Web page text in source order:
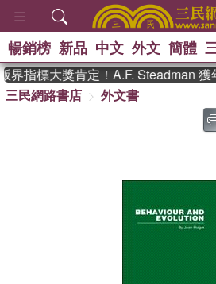
、
暢銷榜 新品 中文 外文 簡體
指標大獎肯定！A.F. Steadman 獲
三民網路書店
外文書